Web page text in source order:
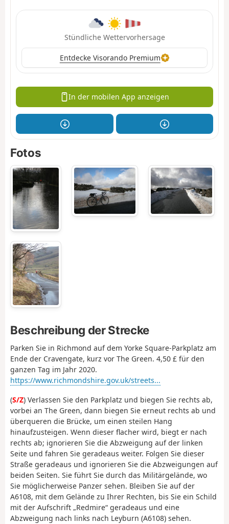
Stündliche Wettervorhersage
Entdecke Visorando Premium
In der mobilen App anzeigen
Fotos
Beschreibung der Strecke
Parken Sie in Richmond auf dem Yorke Square-Parkplatz am
Ende der Cravengate, kurz vor The Green. 4,50 £ für den
ganzen Tag im Jahr 2020.
https://www.richmondshire.gov.uk/streets...
(S/Z) Verlassen Sie den Parkplatz und biegen Sie rechts ab,
vorbei an The Green, dann biegen Sie erneut rechts ab und
überqueren die Brücke, um einen steilen Hang
hinaufzusteigen. Wenn dieser flacher wird, biegt er nach
rechts ab; ignorieren Sie die Abzweigung auf der linken
Seite und fahren Sie geradeaus weiter. Folgen Sie dieser
Straße geradeaus und ignorieren Sie die Abzweigungen auf
beiden Seiten. Sie führt Sie durch das Militärgelände, wo
Sie möglicherweise Panzer sehen. Bleiben Sie auf der
A6108, mit dem Gelände zu Ihrer Rechten, bis Sie ein Schild
mit der Aufschrift „Redmire“ geradeaus und eine
Abzweigung nach links nach Leyburn (A6108) sehen.